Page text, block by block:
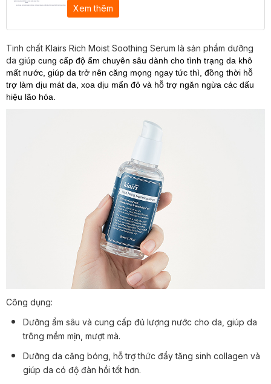
Xem thêm
Tinh chất Klairs Rich Moist Soothing Serum là sản phẩm dưỡng
da giúp cung cấp độ ẩm chuyên sâu dành cho tình trạng da khô
mất nước, giúp da trở nên căng mọng ngay tức thì, đồng thời hỗ
trợ làm dịu mát da, xoa dịu mẩn đỏ và hỗ trợ ngăn ngừa các dấu
hiệu lão hóa.
Công dụng:
Dưỡng ẩm sâu và cung cấp đủ lượng nước cho da, giúp da
trông mềm mịn, mượt mà.
Dưỡng da căng bóng, hỗ trợ thức đẩy tăng sinh collagen và
giúp da có độ đàn hồi tốt hơn.